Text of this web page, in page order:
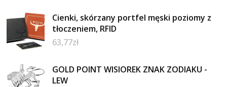
Cienki, skórzany portfel męski poziomy z
tłoczeniem, RFID
63,77zł
GOLD POINT WISIOREK ZNAK ZODIAKU -
LEW